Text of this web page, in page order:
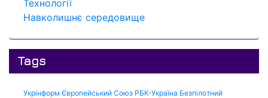
Технології
Навколишнє середовище
Tags
Укрінформ Європейський Союз РБК-Україна Безпілотний